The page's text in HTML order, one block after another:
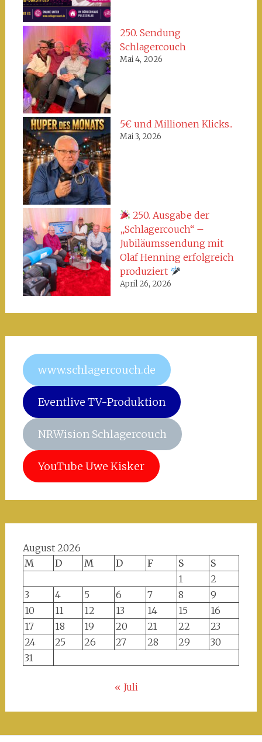
250. Sendung
Schlagercouch
Mai 4, 2026
5€ und Millionen Klicks..
Mai 3, 2026
250. Ausgabe der
„Schlagercouch“ –
Jubiläumssendung mit
Olaf Henning erfolgreich
produziert
April 26, 2026
www.schlagercouch.de
Eventlive TV-Produktion
NRWision Schlagercouch
YouTube Uwe Kisker
August 2026
M
D M D F S
S
1
2
3
4 5 6 7 8
9
10
11 12 13 14 15
16
17
18 19 20 21 22
23
24
25 26 27 28 29
30
31
« Juli